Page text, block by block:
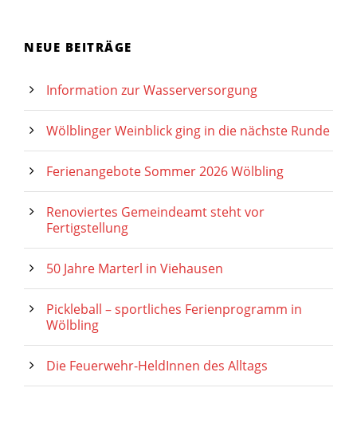
NEUE BEITRÄGE
Information zur Wasserversorgung
Wölblinger Weinblick ging in die nächste Runde
Ferienangebote Sommer 2026 Wölbling
Renoviertes Gemeindeamt steht vor
Fertigstellung
50 Jahre Marterl in Viehausen
Pickleball – sportliches Ferienprogramm in
Wölbling
Die Feuerwehr-HeldInnen des Alltags